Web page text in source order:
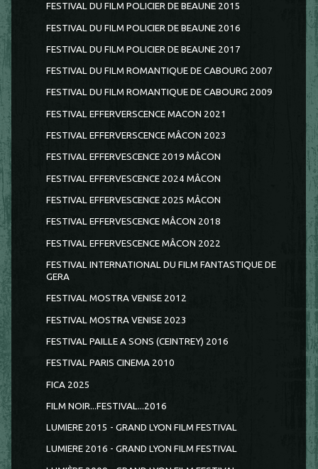
FESTIVAL DU FILM POLICIER DE BEAUNE 2015
FESTIVAL DU FILM POLICIER DE BEAUNE 2016
FESTIVAL DU FILM POLICIER DE BEAUNE 2017
FESTIVAL DU FILM ROMANTIQUE DE CABOURG 2007
FESTIVAL DU FILM ROMANTIQUE DE CABOURG 2009
FESTIVAL EFFERVERSCENCE MACON 2021
FESTIVAL EFFERVERSCENCE MÂCON 2023
FESTIVAL EFFERVESCENCE 2019 MÂCON
FESTIVAL EFFERVESCENCE 2024 MÂCON
FESTIVAL EFFERVESCENCE 2025 MÂCON
FESTIVAL EFFERVESCENCE MÂCON 2018
FESTIVAL EFFERVESCENCE MÂCON 2022
FESTIVAL INTERNATIONAL DU FILM FANTASTIQUE DE
GERA
FESTIVAL MOSTRA VENISE 2012
FESTIVAL MOSTRA VENISE 2023
FESTIVAL PAILLE A SONS (CEINTREY) 2016
FESTIVAL PARIS CINEMA 2010
FICA 2025
FILM NOIR...FESTIVAL...2016
LUMIERE 2015 - GRAND LYON FILM FESTIVAL
LUMIERE 2016 - GRAND LYON FILM FESTIVAL